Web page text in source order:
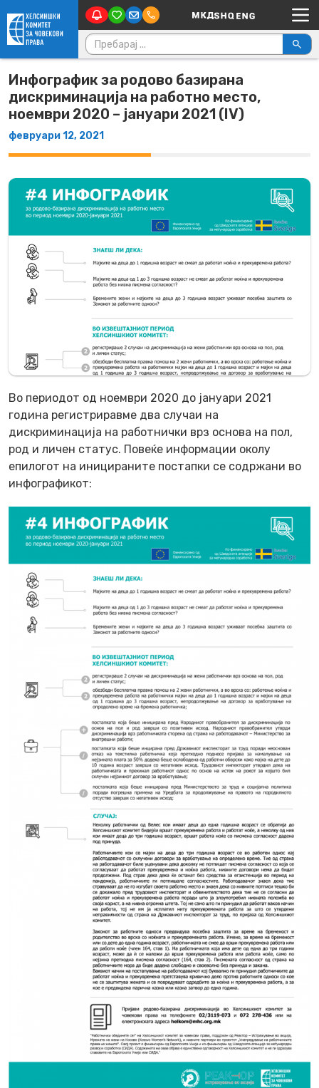
Skip to content Main Navigation
Пребарувај за:
Инфографик за родово базирана
дискриминација на работно место,
ноември 2020 – јануари 2021 (IV)
февруари 12, 2021
Во периодот од ноември 2020 до јануари 2021
година регистриравме два случаи на
дискриминација на работнички врз основа на пол,
род и личен статус. Повеќе информации околу
епилогот на иницираните постапки се содржани во
инфографикот: